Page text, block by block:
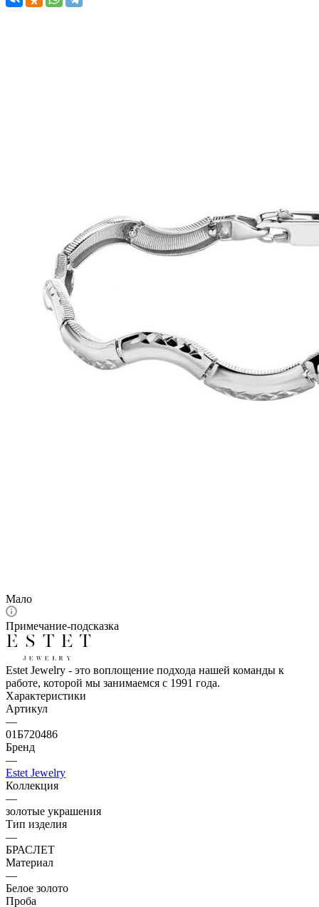
Мало
Примечание-подсказка
Estet Jewelry - это воплощение подхода нашей команды к
работе, которой мы занимаемся с 1991 года.
Характеристики
Артикул
—
01Б720486
Бренд
—
Estet Jewelry
Коллекция
—
золотые украшения
Тип изделия
—
БРАСЛЕТ
Материал
—
Белое золото
Проба